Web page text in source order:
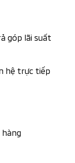
góp lãi suất
hệ trực tiếp